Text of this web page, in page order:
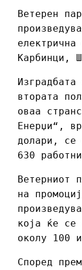
Ветерен
Карбинци,
втората
оваа
Енерџи“,
долари, се
630
Ветерниот
на
која ќе се
околу 100
Според